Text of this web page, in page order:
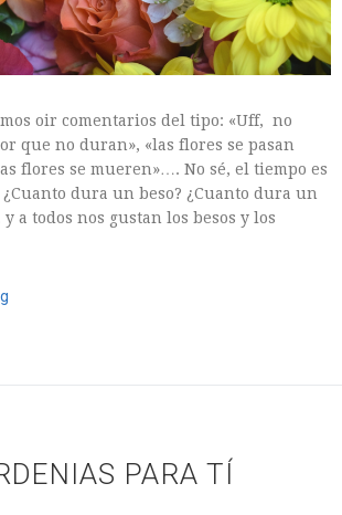
oir comentarios del tipo: «Uff, no
que no duran», «las flores se pasan
flores se mueren»…. No sé, el tiempo es
dura un beso? ¿Cuanto dura un
a todos nos gustan los besos y los
PARA TÍ